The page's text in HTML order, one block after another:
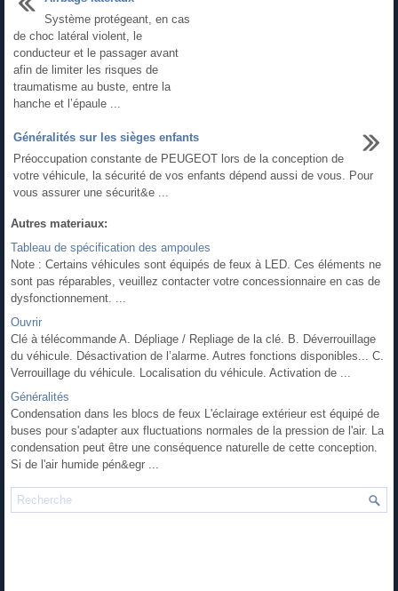
Système protégeant, en cas
de choc latéral violent, le
conducteur et le passager avant
afin de limiter les risques de
traumatisme au buste, entre la
hanche et l’épaule ...
Généralités sur les sièges enfants
Préoccupation constante de PEUGEOT lors de la conception de
votre véhicule, la sécurité de vos enfants dépend aussi de vous. Pour
vous assurer une sécurit&e ...
Autres materiaux:
Tableau de spécification des ampoules
Note : Certains véhicules sont équipés de feux à LED. Ces éléments ne
sont pas réparables, veuillez contacter votre concessionnaire en cas de
dysfonctionnement. ...
Ouvrir
Clé à télécommande A. Dépliage / Repliage de la clé. B. Déverrouillage
du véhicule. Désactivation de l’alarme. Autres fonctions disponibles... C.
Verrouillage du véhicule. Localisation du véhicule. Activation de ...
Généralités
Condensation dans les blocs de feux L'éclairage extérieur est équipé de
buses pour s'adapter aux fluctuations normales de la pression de l'air. La
condensation peut être une conséquence naturelle de cette conception.
Si de l'air humide pén&egr ...